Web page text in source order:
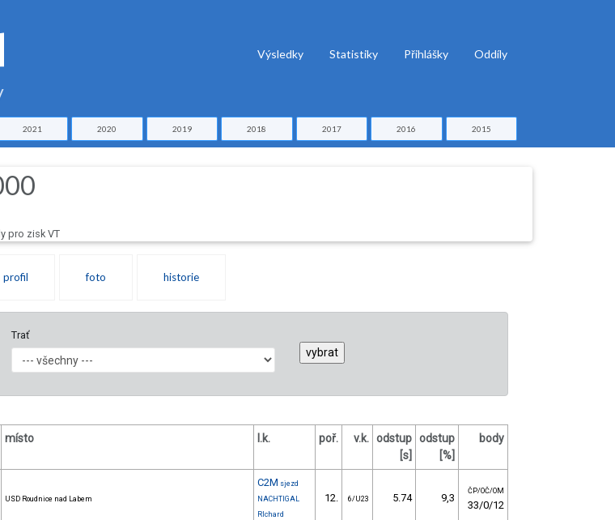
Výsledky Statistiky Přihlášky Oddíly
2021 2020 2019 2018 2017 2016 2015
pro zisk VT
profil foto historie
Trať
místo l.k. poř. v.k. odstup
[s]
odstup
[%]
body
USD Roudnice nad Labem
C2M sjezd
NACHTIGAL
RIchard
12. 6/U23 5.74 9,3
ČP/OČ/OM
33/0/12